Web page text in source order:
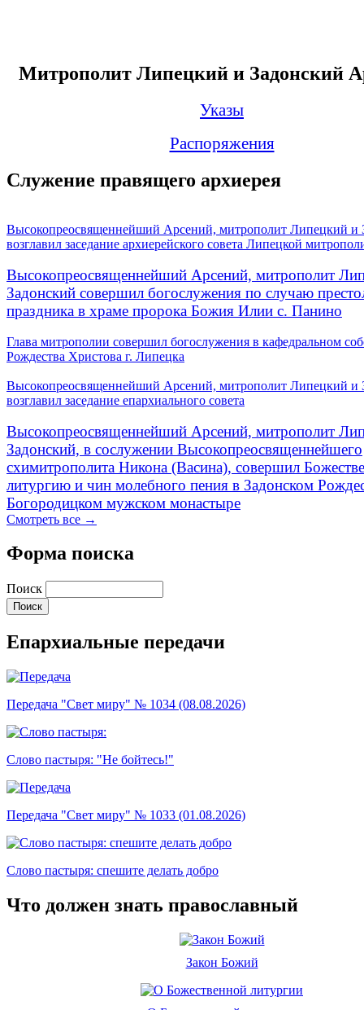
Митрополит Липецкий и Задонский
Указы
Распоряжения
Служение правящего архиерея
Высокопреосвященнейший Арсений, митрополит Липецкий и
возглавил заседание архиерейского совета Липецкой
Высокопреосвященнейший Арсений, митрополит
Задонский совершил богослужения по случаю
праздника в храме пророка Божия Илии с. Панино
Глава митрополии совершил богослужения в кафедральном
Рождества Христова г. Липецка
Высокопреосвященнейший Арсений, митрополит Липецкий и
возглавил заседание епархиального совета
Высокопреосвященнейший Арсений, митрополит
Задонский, в сослужении Высокопреосвященнейшего
схимитрополита Никона (Васина), совершил
литургию и чин молебного пения в Задонском
Богородицком мужском монастыре
Смотреть все →
Форма поиска
Поиск
Епархиальные передачи
Передача "Свет миру" № 1034 (08.08.2026)
Слово пастыря: "Не бойтесь!"
Передача "Свет миру" № 1033 (01.08.2026)
Слово пастыря: спешите делать добро
Что должен знать православный
Закон Божий